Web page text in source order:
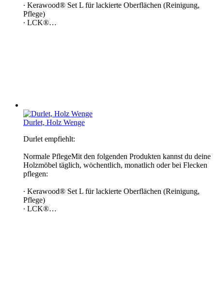
∙ Kerawood® Set L für lackierte Oberflächen (Reinigung,
Pflege)
∙ LCK®…
Durlet, Holz Wenge
Durlet empfiehlt:
Normale PflegeMit den folgenden Produkten kannst du deine
Holzmöbel täglich, wöchentlich, monatlich oder bei Flecken
pflegen:
∙ Kerawood® Set L für lackierte Oberflächen (Reinigung,
Pflege)
∙ LCK®…